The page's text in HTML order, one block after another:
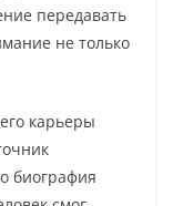
передавать
не только
карьеры
биография